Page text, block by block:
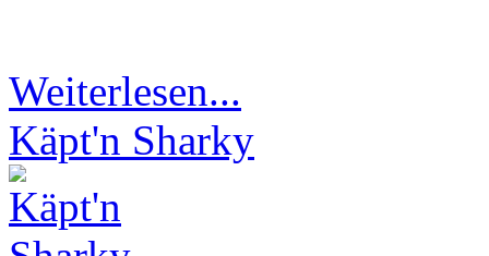
Weiterlesen...
Käpt'n Sharky